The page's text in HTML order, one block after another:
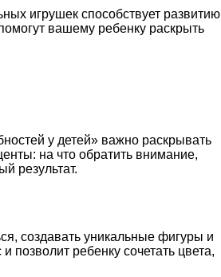
игрушек способствует развитию
вашему ребенку раскрыть
у детей» важно раскрывать
на что обратить внимание,
результат.
создавать уникальные фигуры и
позволит ребенку сочетать цвета,